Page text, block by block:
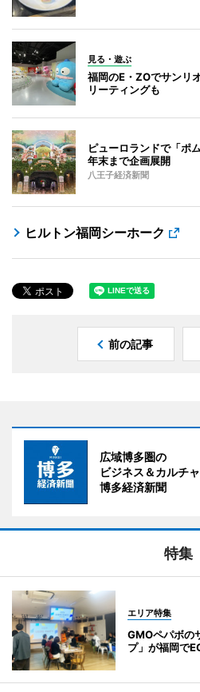
見る・遊ぶ
福岡のE・ZOでサンリ
リーティングも
ピューロランドで「ポ
年末まで企画展開
八王子経済新聞
ヒルトン福岡シーホーク
前の記事
広域博多圏の
ビジネス＆カルチ
博多経済新聞
特集
エリア特集
GMOペパボの
プ」が福岡で